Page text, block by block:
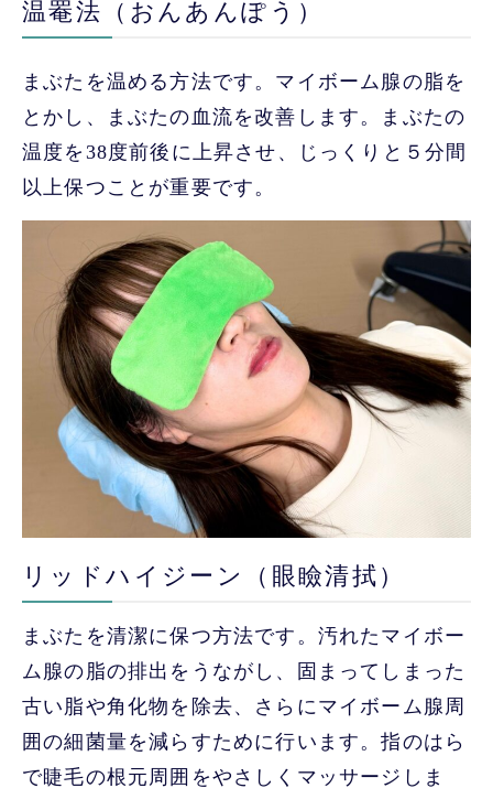
温罨法（おんあんぽう）
まぶたを温める方法です。マイボーム腺の脂を
とかし、まぶたの血流を改善します。まぶたの
温度を38度前後に上昇させ、じっくりと５分間
以上保つことが重要です。
リッドハイジーン（眼瞼清拭）
まぶたを清潔に保つ方法です。汚れたマイボー
ム腺の脂の排出をうながし、固まってしまった
古い脂や角化物を除去、さらにマイボーム腺周
囲の細菌量を減らすために行います。指のはら
で睫毛の根元周囲をやさしくマッサージしま